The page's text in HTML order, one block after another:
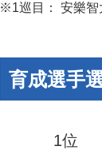
※1巡目： 安樂智
育成選手
1位